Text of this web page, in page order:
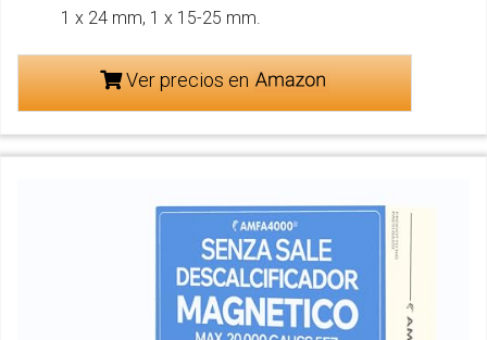
1 x 24 mm, 1 x 15-25 mm.
Ver precios en